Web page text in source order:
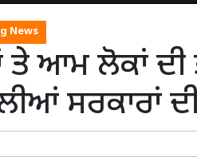
News
ਤੇ ਆਮ ਲੋਕਾਂ
ਸਰਕਾਰਾਂ